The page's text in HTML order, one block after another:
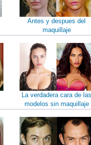
Antes y despues del
maquillaje
La verdadera cara de las
modelos sin maquillaje